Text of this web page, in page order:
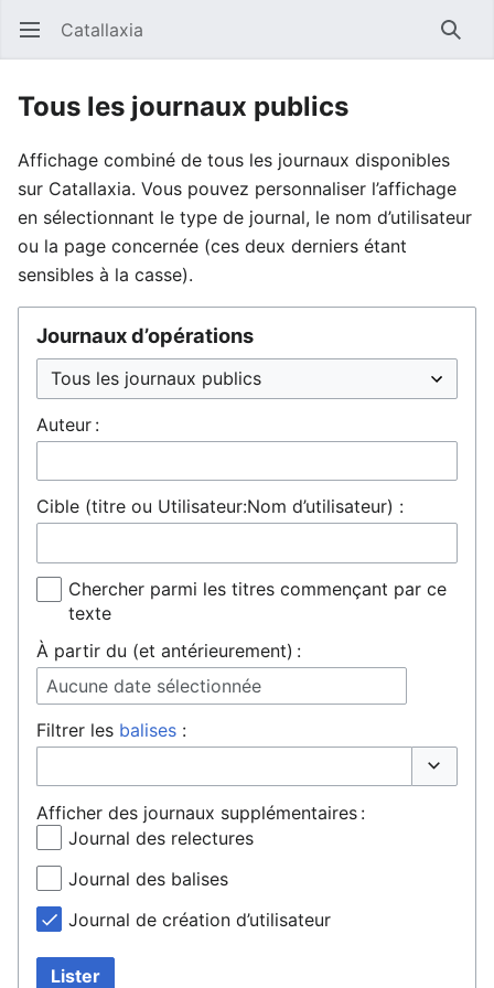
Ouvrir le menu principal Catallaxia
Tous les journaux publics
Affichage combiné de tous les journaux disponibles
sur Catallaxia. Vous pouvez personnaliser l’affichage
en sélectionnant le type de journal, le nom d’utilisateur
ou la page concernée (ces deux derniers étant
sensibles à la casse).
Journaux d’opérations
Auteur :
Cible (titre ou Utilisateur:Nom d’utilisateur) :
Chercher parmi les titres commençant par ce
texte
À partir du (et antérieurement) :
Aucune date sélectionnée
Filtrer les balises :
Afficher des journaux supplémentaires :
Journal des relectures
Journal des balises
Journal de création d’utilisateur
Lister